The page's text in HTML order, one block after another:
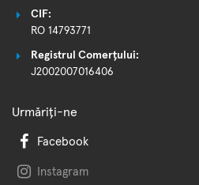
CIF:
RO 14793771
Registrul Comerțului:
J2002007016406
Urmăriți-ne
Facebook
Instagram